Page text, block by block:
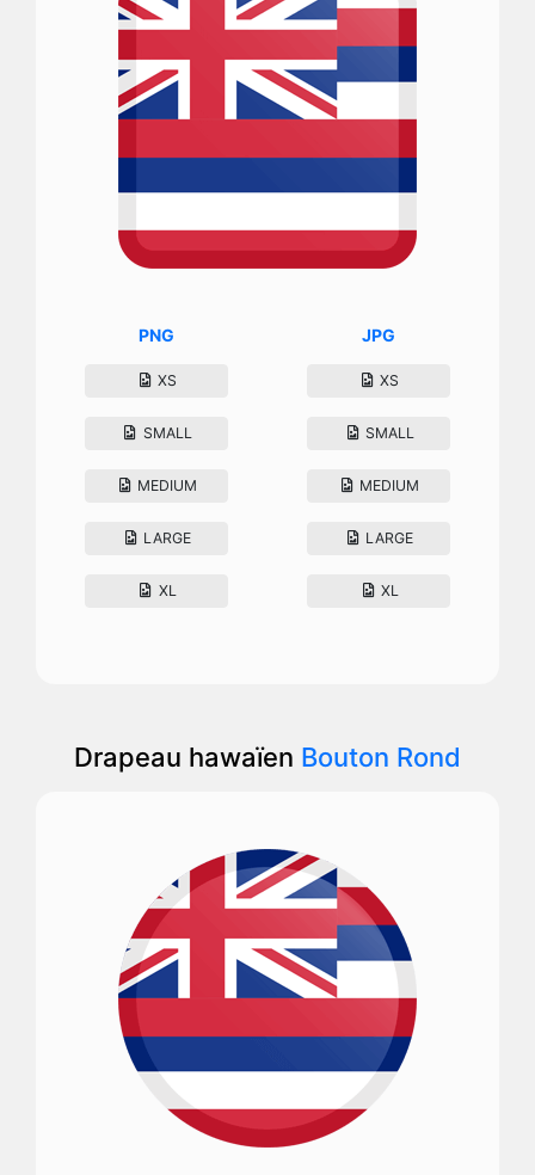
PNG
XS
SMALL
MEDIUM
LARGE
XL
JPG
XS
SMALL
MEDIUM
LARGE
XL
Drapeau hawaïen Bouton Rond